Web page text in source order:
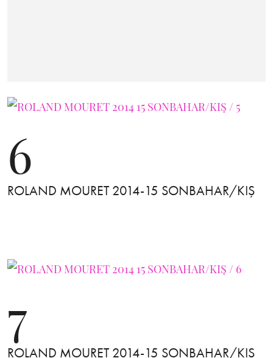
6
ROLAND MOURET 2014-15 SONBAHAR/KIŞ
7
ROLAND MOURET 2014-15 SONBAHAR/KIŞ